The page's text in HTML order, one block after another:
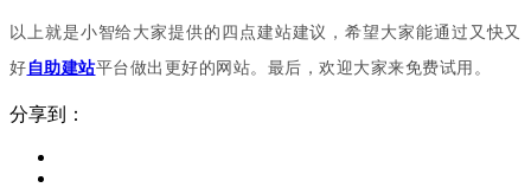
以上就是小智给大家提供的四点建站建议，希望大家能通过又快又
好自助建站平台做出更好的网站。最后，欢迎大家来免费试用。
分享到：